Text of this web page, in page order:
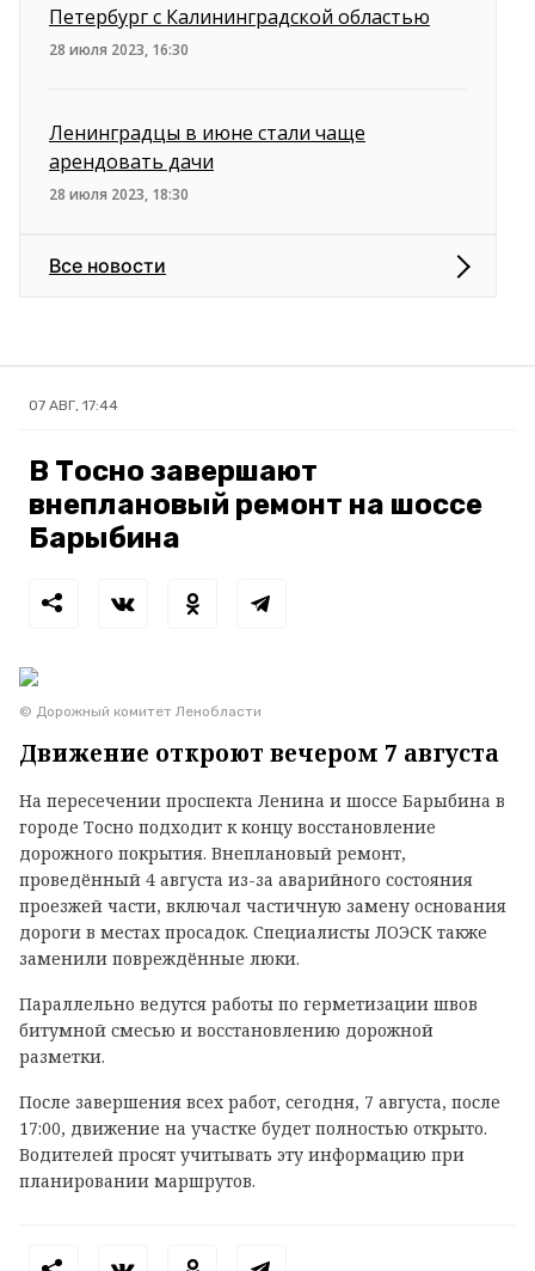
Петербург с Калининградской областью
28 июля 2023, 16:30
Ленинградцы в июне стали чаще
арендовать дачи
28 июля 2023, 18:30
Все новости
07 АВГ, 17:44
В Тосно завершают
внеплановый ремонт на шоссе
Барыбина
© Дорожный комитет Ленобласти
Движение откроют вечером 7 августа
На пересечении проспекта Ленина и шоссе Барыбина в
городе Тосно подходит к концу восстановление
дорожного покрытия. Внеплановый ремонт,
проведённый 4 августа из-за аварийного состояния
проезжей части, включал частичную замену основания
дороги в местах просадок. Специалисты ЛОЭСК также
заменили повреждённые люки.
Параллельно ведутся работы по герметизации швов
битумной смесью и восстановлению дорожной
разметки.
После завершения всех работ, сегодня, 7 августа, после
17:00, движение на участке будет полностью открыто.
Водителей просят учитывать эту информацию при
планировании маршрутов.